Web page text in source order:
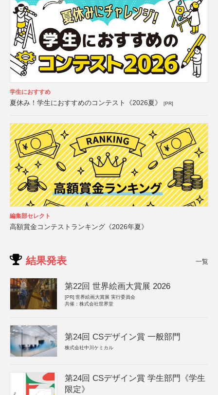
学生におすすめ
夏休み！学生におすすめのコンテスト《2026夏》 [PR]
編集部セレクト
高額賞金コンテストランキング《2026年夏》
結果発表 一覧
第22回 世界絵画大賞展 2026
[PR] 世界絵画大賞展 実行委員会
共催：株式会社世界堂
第24回 CSデザイン賞 一般部門
株式会社中川ケミカル
第24回 CSデザイン賞 学生部門《学生
限定》